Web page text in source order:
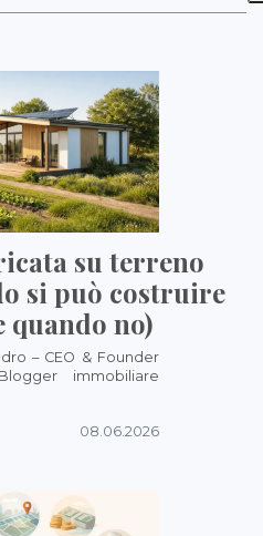
su terreno
si può costruire
quando no)
– CEO & Founder
immobiliare
08.06.2026